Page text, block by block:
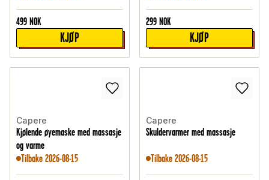
499 NOK
KJØP
299 NOK
KJØP
Capere
Kjølende øyemaske med massasje
og varme
Tilbake 2026-08-15
Capere
Skuldervarmer med massasje
Tilbake 2026-08-15